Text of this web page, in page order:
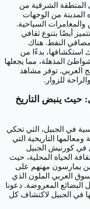
المنطقة الشرقية من
المدينة من الوجهات
والمغامرات السياحية.
أيضًا بتنوع ثقافي
النفط. هناك
استكشافها، بدءًا من
المذهلة، مما يجعلها
العربي. توفر مشاهد
للزوار.
حيث ينبض التاريخ
في الجبيل، التي تحكي
التاريخية التي
في كورنيش الجبيل
الحياة المحلية، حيث
يمارسون مهنهم على
العربي الملون الذي
البضائع المعروضة. دعونا
في الجبيل لاكتشاف كل